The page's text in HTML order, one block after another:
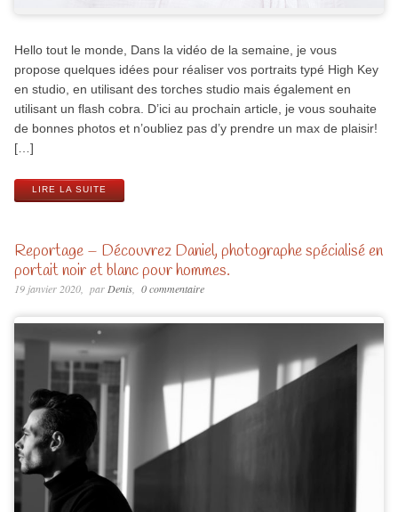
Hello tout le monde, Dans la vidéo de la semaine, je vous
propose quelques idées pour réaliser vos portraits typé High Key
en studio, en utilisant des torches studio mais également en
utilisant un flash cobra. D’ici au prochain article, je vous souhaite
de bonnes photos et n’oubliez pas d’y prendre un max de plaisir!
[…]
LIRE LA SUITE
Reportage – Découvrez Daniel, photographe spécialisé en
portait noir et blanc pour hommes.
19 janvier 2020 par Denis 0 commentaire